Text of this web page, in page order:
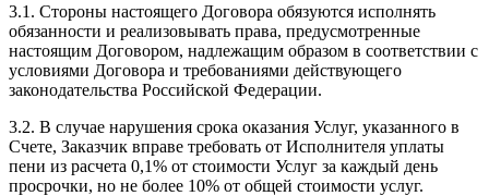
3.1. Стороны настоящего Договора обязуются исполнять
обязанности и реализовывать права, предусмотренные
настоящим Договором, надлежащим образом в соответствии с
условиями Договора и требованиями действующего
законодательства Российской Федерации.
3.2. В случае нарушения срока оказания Услуг, указанного в
Счете, Заказчик вправе требовать от Исполнителя уплаты
пени из расчета 0,1% от стоимости Услуг за каждый день
просрочки, но не более 10% от общей стоимости услуг.